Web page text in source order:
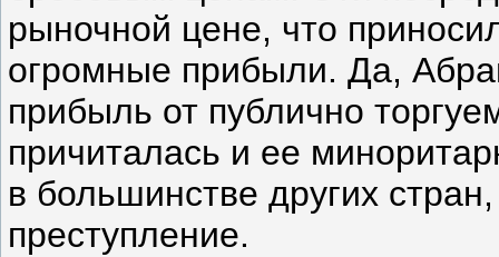
рыночной цене, что
огромные прибыли. Да,
прибыль от публично
причиталась и ее
в большинстве других
преступление.